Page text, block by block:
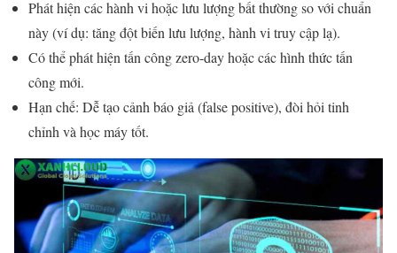
Phát hiện các hành vi hoặc lưu lượng bất thường so với chuẩn
này (ví dụ: tăng đột biến lưu lượng, hành vi truy cập lạ).
Có thể phát hiện tấn công zero-day hoặc các hình thức tấn
công mới.
Hạn chế: Dễ tạo cảnh báo giả (false positive), đòi hỏi tinh
chỉnh và học máy tốt.